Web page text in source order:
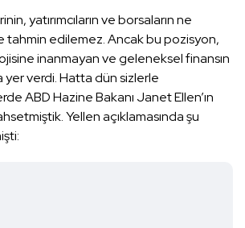
yatırımcıların ve borsaların ne
tahmin edilemez. Ancak bu pozisyon,
inanmayan ve geleneksel finansın
verdi. Hatta dün sizlerle
ABD Hazine Bakanı Janet Ellen’ın
Yellen açıklamasında şu